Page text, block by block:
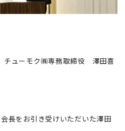
ューモク㈱専務取締役 澤田喜
長をお引き受けいただいた澤田